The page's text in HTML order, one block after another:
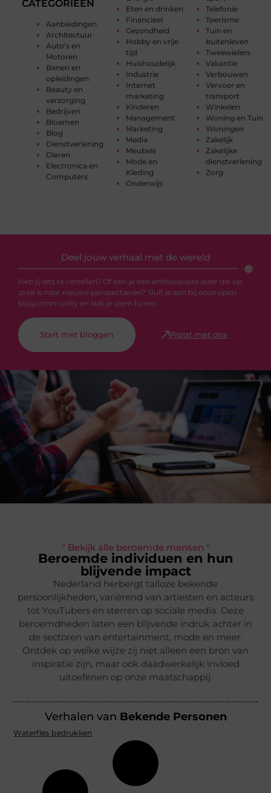
CATEGORIEËN
Aanbiedingen
Architectuur
Auto’s en
Motoren
Banen en
opleidingen
Beauty en
verzorging
Bedrijven
Bloemen
Blog
Dienstverlening
Dieren
Electronica en
Computers
Eten en drinken
Financieel
Gezondheid
Hobby en vrije
tijd
Huishoudelijk
Industrie
Internet
marketing
Kinderen
Management
Marketing
Media
Meubels
Mode en
Kleding
Onderwijs
Telefonie
Toerisme
Tuin en
buitenleven
Tweewielers
Vakantie
Verbouwen
Vervoer en
transport
Winkelen
Woning en Tuin
Woningen
Zakelijk
Zakelijke
dienstverlening
Zorg
Deel jouw verhaal met de wereld
Heb jij iets te vertellen? Of ben je een enthousiaste lezer die op
zoek is naar nieuwe perspectieven? Sluit je aan bij onze open
blogcommunity en laat je stem horen.
Start met bloggen Praat met ons
" Bekijk alle beroemde mensen "
Beroemde individuen en hun
blijvende impact
Nederland herbergt talloze bekende
persoonlijkheden, variërend van artiesten en acteurs
tot YouTubers en sterren op sociale media. Deze
beroemdheden laten een blijvende indruk achter in
de sectoren van entertainment, mode en meer.
Ontdek op welke wijze zij niet alleen een bron van
inspiratie zijn, maar ook daadwerkelijk invloed
uitoefenen op onze maatschappij.
Verhalen van Bekende Personen
Waterfles bedrukken